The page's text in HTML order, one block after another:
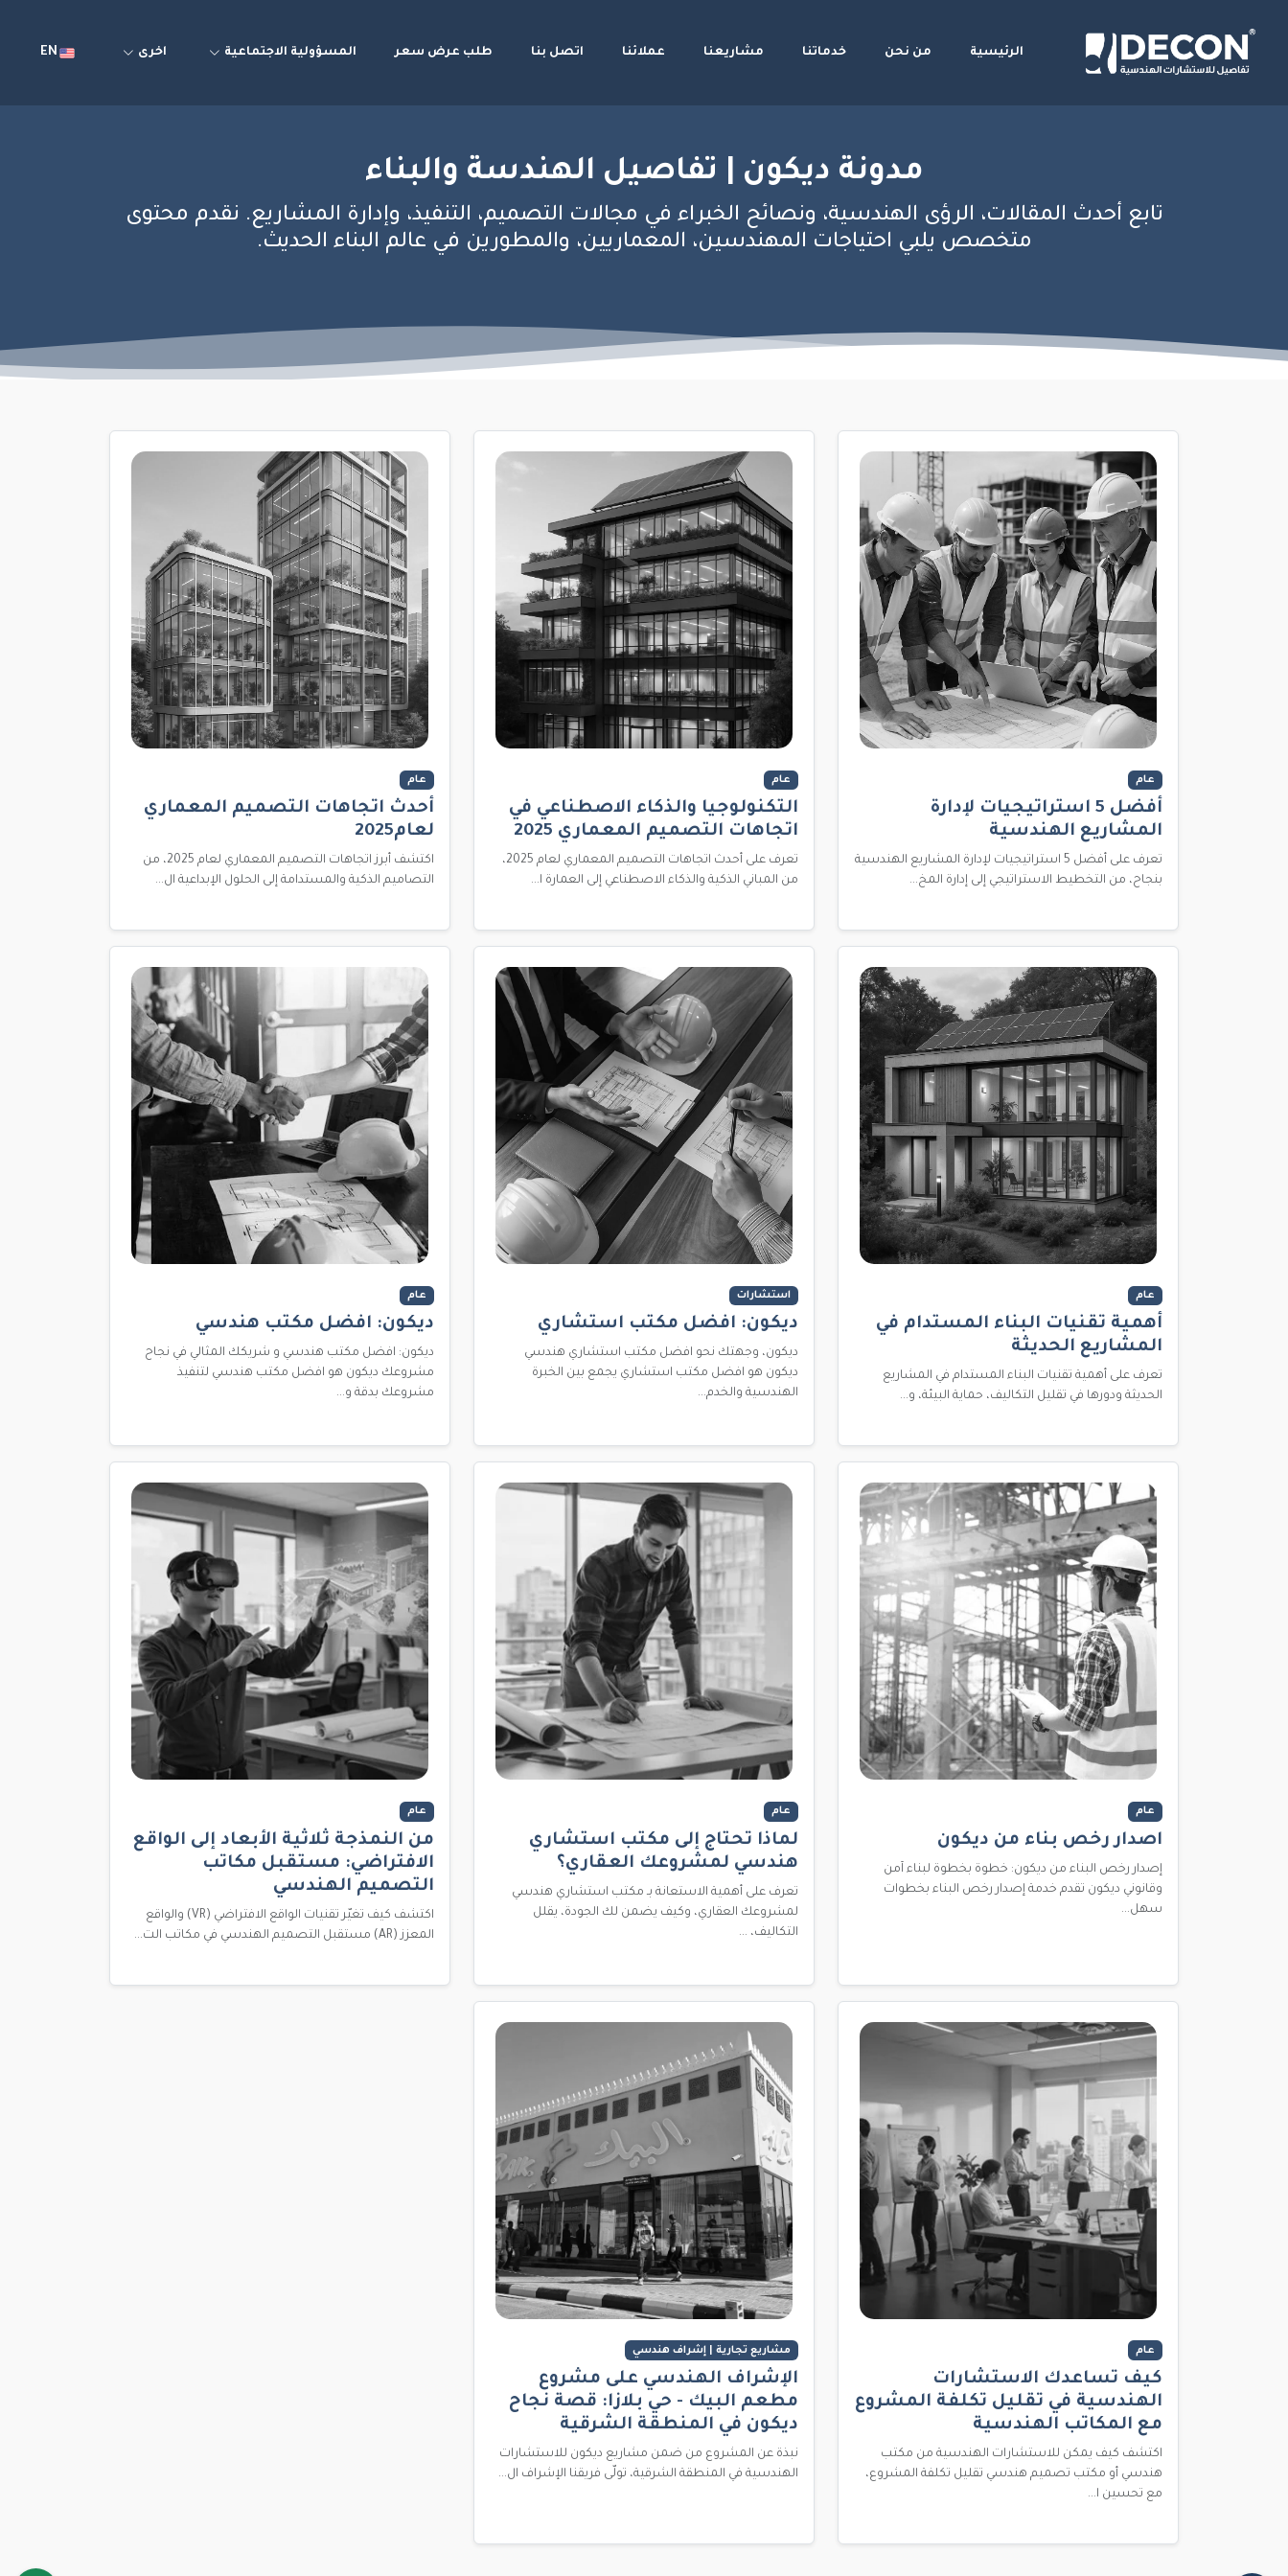
الرئيسية من نحن خدماتنا مشاريعنا عملائنا اتصل بنا طلب عرض سعر المسؤولية الاجتماعية اخرى EN
مدونة ديكون | تفاصيل الهندسة والبناء
تابع أحدث المقالات، الرؤى الهندسية، ونصائح الخبراء في مجالات التصميم، التنفيذ، وإدارة المشاريع. نقدم محتوى
متخصص يلبي احتياجات المهندسين، المعماريين، والمطورين في عالم البناء الحديث.
عام
أفضل 5 استراتيجيات لإدارة
المشاريع الهندسية
تعرف على أفضل 5 استراتيجيات لإدارة المشاريع الهندسية
بنجاح، من التخطيط الاستراتيجي إلى إدارة المخ...
عام
التكنولوجيا والذكاء الاصطناعي في
اتجاهات التصميم المعماري 2025
تعرف على أحدث اتجاهات التصميم المعماري لعام 2025،
من المباني الذكية والذكاء الاصطناعي إلى العمارة ا...
عام
أحدث اتجاهات التصميم المعماري
لعام2025
اكتشف أبرز اتجاهات التصميم المعماري لعام 2025، من
التصاميم الذكية والمستدامة إلى الحلول الإبداعية ال...
عام
أهمية تقنيات البناء المستدام في
المشاريع الحديثة
تعرف على أهمية تقنيات البناء المستدام في المشاريع
الحديثة ودورها في تقليل التكاليف، حماية البيئة، و...
استشارات
ديكون: افضل مكتب استشاري
ديكون، وجهتك نحو افضل مكتب استشاري هندسي
ديكون هو افضل مكتب استشاري يجمع بين الخبرة
الهندسية والخدم...
عام
ديكون: افضل مكتب هندسي
ديكون: افضل مكتب هندسي و شريكك المثالي في نجاح
مشروعك ديكون هو افضل مكتب هندسي لتنفيذ
مشروعك بدقة و...
عام
اصدار رخص بناء من ديكون
إصدار رخص البناء من ديكون: خطوة بخطوة لبناء آمن
وقانوني ديكون تقدم خدمة إصدار رخص البناء بخطوات
سهل...
عام
لماذا تحتاج إلى مكتب استشاري
هندسي لمشروعك العقاري؟
تعرف على أهمية الاستعانة بـ مكتب استشاري هندسي
لمشروعك العقاري، وكيف يضمن لك الجودة، يقلل
التكاليف، ...
عام
من النمذجة ثلاثية الأبعاد إلى الواقع
الافتراضي: مستقبل مكاتب
التصميم الهندسي
اكتشف كيف تغيّر تقنيات الواقع الافتراضي (VR) والواقع
المعزز (AR) مستقبل التصميم الهندسي في مكاتب الت...
عام
كيف تساعدك الاستشارات
الهندسية في تقليل تكلفة المشروع
مع المكاتب الهندسية
اكتشف كيف يمكن للاستشارات الهندسية من مكتب
هندسي أو مكتب تصميم هندسي تقليل تكلفة المشروع،
مع تحسين ا...
مشاريع تجارية | إشراف هندسي
الإشراف الهندسي على مشروع
مطعم البيك - حي بلازا: قصة نجاح
ديكون في المنطقة الشرقية
نبذة عن المشروع من ضمن مشاريع ديكون للاستشارات
الهندسية في المنطقة الشرقية، تولّى فريقنا الإشراف ال...